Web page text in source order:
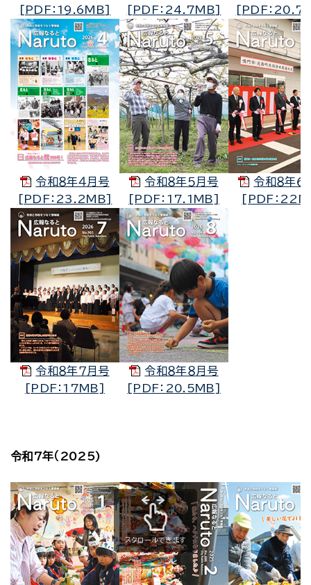
[PDF：19.6MB]
[PDF：24.7MB]
[PDF：
令和８年４月号
[PDF：23.2MB]
令和８年５月号
[PDF：17.1MB]
令和８年６
[PDF：
令和８年７月号
[PDF：17MB]
令和８年８月号
[PDF：20.5MB]
令和7年（2025)
スクロールできます